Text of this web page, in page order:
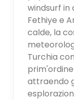
windsurf in
Fethiye e
calde, la
Turchia
attraendo